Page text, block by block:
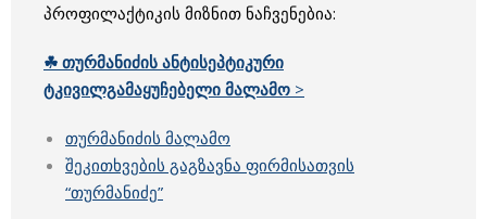
პროფილაქტიკის მიზნით ნაჩვენებია:
☘ თურმანიძის ანტისეპტიკური
ტკივილგამაყუჩებელი მალამო >
თურმანიძის მალამო
შეკითხვების გაგზავნა ფირმისათვის
“თურმანიძე”